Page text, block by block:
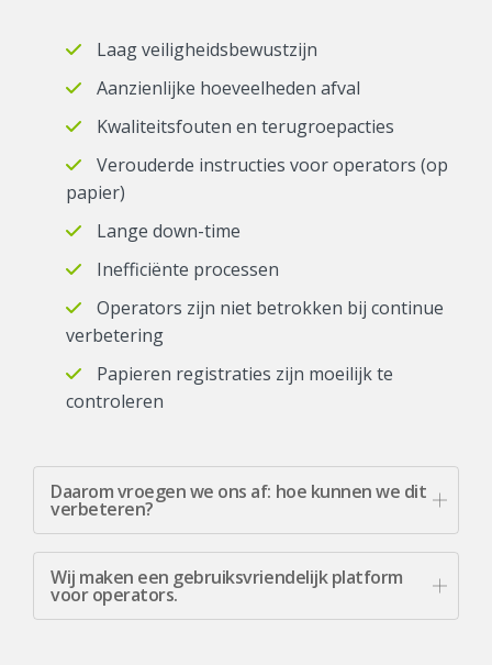
Laag veiligheidsbewustzijn
Aanzienlijke hoeveelheden afval
Kwaliteitsfouten en terugroepacties
Verouderde instructies voor operators (op
papier)
Lange down-time
Inefficiënte processen
Operators zijn niet betrokken bij continue
verbetering
Papieren registraties zijn moeilijk te
controleren
Daarom vroegen we ons af: hoe kunnen we dit
verbeteren?
Wij maken een gebruiksvriendelijk platform
voor operators.